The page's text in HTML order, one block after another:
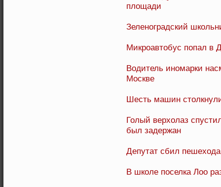
площади
Зеленоградский
Микроавтобус попал в
Водитель иномарки
Москве
Шесть машин
Голый верхолаз
был задержан
Депутат сбил
В школе поселка Лоо